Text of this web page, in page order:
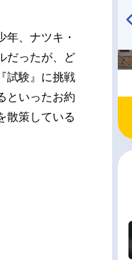
年、ナツキ・
だったが、ど
試験』に挑戦
といったお約
散策している
ハイキュー!! 烏野高校放送部!